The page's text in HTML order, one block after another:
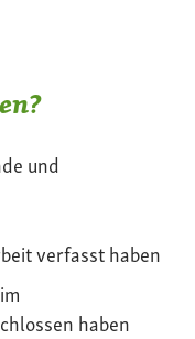
und
verfasst haben
haben